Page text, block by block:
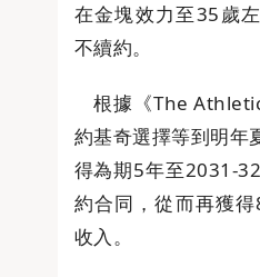
在金塊效力至35歲
不續約。
根據《The
約基奇選擇等到明年
得為期5年至2031-
約合同，從而再獲
收入。